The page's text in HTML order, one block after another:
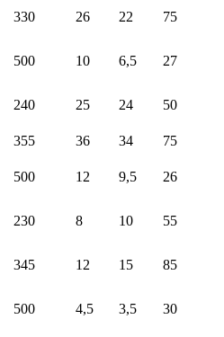
330 26 22
75
500 10 6,5 27
240 25 24
50
355 36 34
75
500 12 9,5
26
230 8 10 55
345 12 15
85
500 4,5 3,5 30